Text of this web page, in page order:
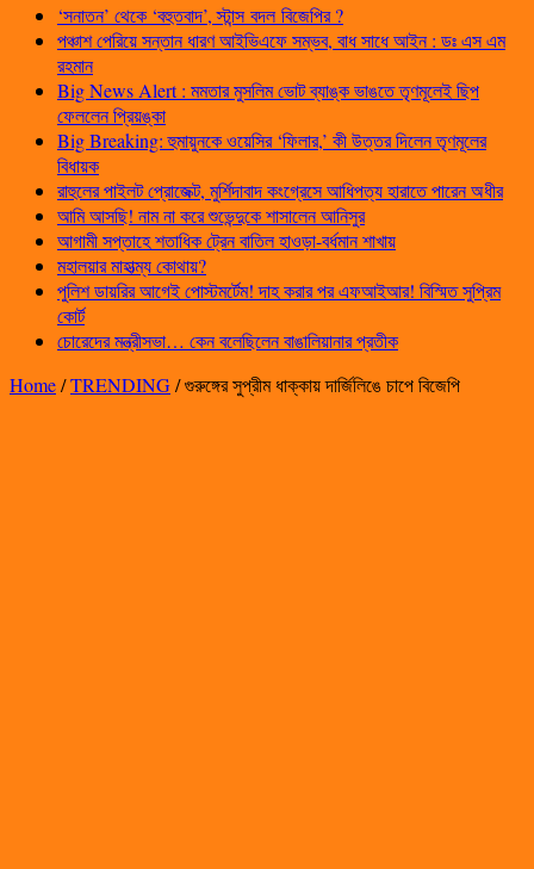
‘সনাতন’ থেকে ‘বহুতবাদ’, স্টান্স বদল বিজেপির ?
পঞ্চাশ পেরিয়ে সন্তান ধারণ আইভিএফে সম্ভব, বাধ সাধে আইন : ডঃ এস এম
রহমান
Big News Alert : মমতার মুসলিম ভোট ব্যাঙ্ক ভাঙতে তৃণমূলেই ছিপ
ফেললেন প্রিয়ঙ্কা
Big Breaking: হুমায়ুনকে ওয়েসির ‘ফিলার,’ কী উত্তর দিলেন তৃণমূলের
বিধায়ক
রাহুলের পাইলট প্রোজেক্ট, মুর্শিদাবাদ কংগ্রেসে আধিপত্য হারাতে পারেন অধীর
আমি আসছি! নাম না করে শুভেন্দুকে শাসালেন আনিসুর
আগামী সপ্তাহে শতাধিক ট্রেন বাতিল হাওড়া-বর্ধমান শাখায়
মহালয়ার মাহাত্ম্য কোথায়?
পুলিশ ডায়রির আগেই পোস্টমর্টেম! দাহ করার পর এফআইআর! বিস্মিত সুপ্রিম
কোর্ট
চোরেদের মন্ত্রীসভা… কেন বলেছিলেন বাঙালিয়ানার প্রতীক
Home/TRENDING/গুরুঙ্গের সুপ্রীম ধাক্কায় দার্জিলিঙে চাপে বিজেপি